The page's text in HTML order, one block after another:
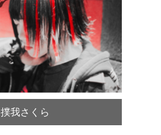
撲我さくら